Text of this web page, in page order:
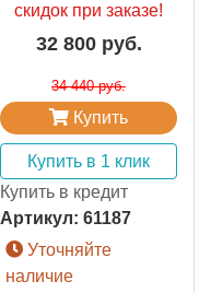
скидок при заказе!
32 800 руб.
34 440 руб.
Купить
Купить в 1 клик
Купить в кредит
Артикул: 61187
Уточняйте
наличие